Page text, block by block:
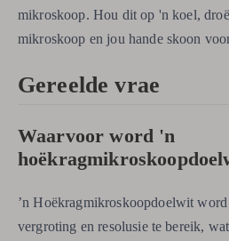
mikroskoop. Hou dit op 'n koel,
mikroskoop en jou hande skoon
Gereelde vrae
Waarvoor word 'n
’n Hoëkragmikroskoopdoelwit
vergroting en resolusie te bereik,